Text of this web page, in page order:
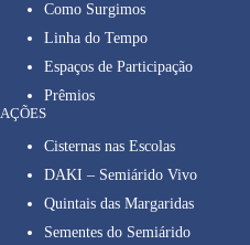
Como Surgimos
Linha do Tempo
Espaços de Participação
Prêmios
AÇÕES
Cisternas nas Escolas
DAKI – Semiárido Vivo
Quintais das Margaridas
Sementes do Semiárido